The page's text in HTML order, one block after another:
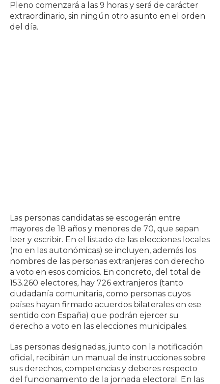
Pleno comenzará a las 9 horas y será de carácter
extraordinario, sin ningún otro asunto en el orden
del día.
Las personas candidatas se escogerán entre
mayores de 18 años y menores de 70, que sepan
leer y escribir. En el listado de las elecciones locales
(no en las autonómicas) se incluyen, además los
nombres de las personas extranjeras con derecho
a voto en esos comicios. En concreto, del total de
153.260 electores, hay 726 extranjeros (tanto
ciudadanía comunitaria, como personas cuyos
países hayan firmado acuerdos bilaterales en ese
sentido con España) que podrán ejercer su
derecho a voto en las elecciones municipales.
Las personas designadas, junto con la notificación
oficial, recibirán un manual de instrucciones sobre
sus derechos, competencias y deberes respecto
del funcionamiento de la jornada electoral. En las